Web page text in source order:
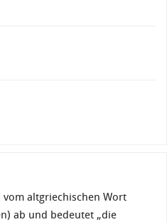
vom altgriechischen Wort
ab und bedeutet „die